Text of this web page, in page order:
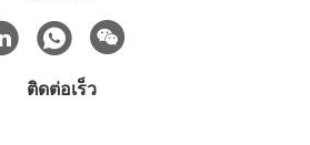
ติดต่อเร็ว